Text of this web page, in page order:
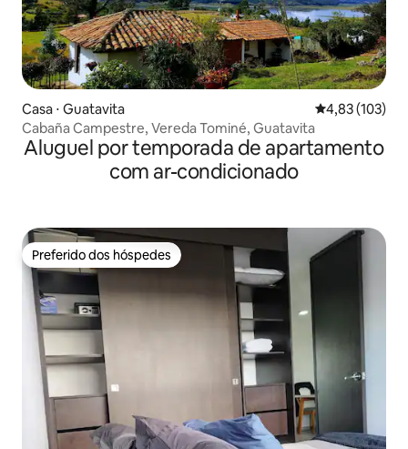
Casa ⋅ Guatavita 4,83 de uma
4,83 (103)
Cabaña Campestre, Vereda Tominé, Guatavita
Aluguel por temporada de apartamento
com ar-condicionado
Preferido dos hóspedes
Preferido dos hóspedes